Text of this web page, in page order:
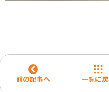
前の記事へ 一覧に